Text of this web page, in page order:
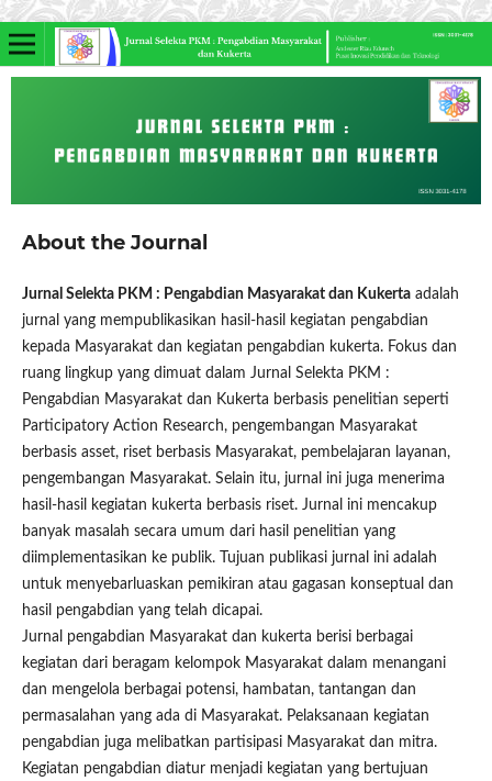
About the Journal
Jurnal Selekta PKM : Pengabdian Masyarakat dan Kukertaadalah
jurnal yang mempublikasikan hasil-hasil kegiatan pengabdian
kepada Masyarakat dan kegiatan pengabdian kukerta. Fokus dan
ruang lingkup yang dimuat dalam Jurnal Selekta PKM :
Pengabdian Masyarakat dan Kukerta berbasis penelitian seperti
Participatory Action Research, pengembangan Masyarakat
berbasis asset, riset berbasis Masyarakat, pembelajaran layanan,
pengembangan Masyarakat. Selain itu, jurnal ini juga menerima
hasil-hasil kegiatan kukerta berbasis riset. Jurnal ini mencakup
banyak masalah secara umum dari hasil penelitian yang
diimplementasikan ke publik. Tujuan publikasi jurnal ini adalah
untuk menyebarluaskan pemikiran atau gagasan konseptual dan
hasil pengabdian yang telah dicapai.
Jurnal pengabdian Masyarakat dan kukerta berisi berbagai
kegiatan dari beragam kelompok Masyarakat dalam menangani
dan mengelola berbagai potensi, hambatan, tantangan dan
permasalahan yang ada di Masyarakat. Pelaksanaan kegiatan
pengabdian juga melibatkan partisipasi Masyarakat dan mitra.
Kegiatan pengabdian diatur menjadi kegiatan yang bertujuan